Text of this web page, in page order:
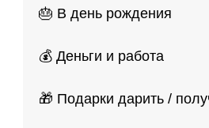
🎂 В день рождения
💰 Деньги и работа
🎁 Подарки дарить /